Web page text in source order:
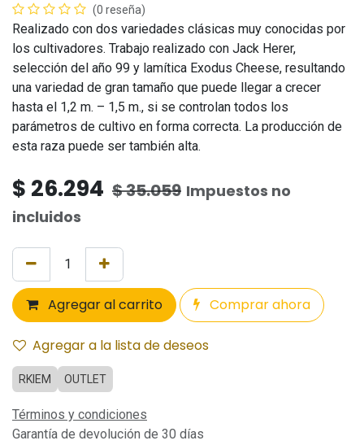
(0 reseña)
Realizado con dos variedades clásicas muy conocidas por
los cultivadores. Trabajo realizado con Jack Herer,
selección del año 99 y lamítica Exodus Cheese, resultando
una variedad de gran tamaño que puede llegar a crecer
hasta el 1,2 m. – 1,5 m., si se controlan todos los
parámetros de cultivo en forma correcta. La producción de
esta raza puede ser también alta.
$ 26.294 $35.059 Impuestos no
incluidos
Agregar al carrito Comprar ahora
Agregar a la lista de deseos
RKIEM OUTLET
Términos y condiciones
Garantía de devolución de 30 días